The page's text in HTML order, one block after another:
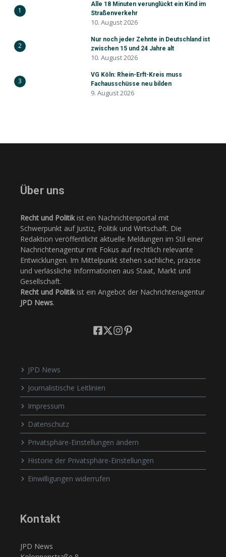
1
Alle 18 Minuten verunglückt ein Kind im
Straßenverkehr
10. August 2026
2
Nur noch jeder Zehnte in Deutschland ist
zwischen 15 und 24 Jahre alt
10. August 2026
3
VG Köln: Rhein-Erft-Kreis muss
Fachausschüsse neu bilden
9. August 2026
Über uns
Recht und Politikist ein Nachrichtenportal mit
Schwerpunkt auf Justiz, Politik und Wirtschaft. Die
Redaktion veröffentlicht aktuelle Meldungen im Stil einer
Nachrichtenagentur mit Fokus auf rechtlich relevante
Entwicklungen. Im Mittelpunkt stehen sachliche, präzise
und verlässliche Informationen aus Staat, Markt und
Gesellschaft.
Recht und Politikist ein Angebot der Nachrichtenagentur
JPD News.
JPD News
Journalistische Leitlinien
Impressum
Datenschutz
Privatsphäre-Einstellungen ändern
Historie der Privatsphäre-Einstellungen
Einwilligungen widerrufen
Kontakt
JPD News